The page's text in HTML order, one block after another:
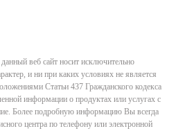
веб сайт носит исключительно
и ни при каких условиях не является
Статьи 437 Гражданского кодекса
информации о продуктах или услугах с
Более подробную информацию Вы всегда
центра по телефону или электронной